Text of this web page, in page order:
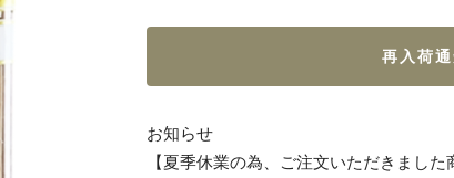
再入荷
お知らせ
【夏季休業の為、ご注文いただきまし